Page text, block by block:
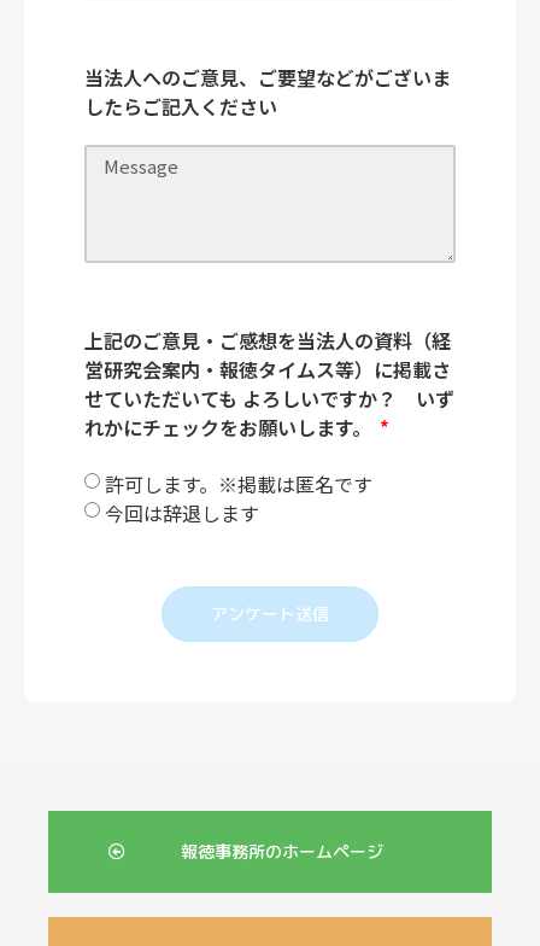
当法人へのご意見、ご要望などがございま
したらご記入ください
上記のご意見・ご感想を当法人の資料（経
営研究会案内・報徳タイムス等）に掲載さ
せていただいても よろしいですか？ いず
れかにチェックをお願いします。
許可します。※掲載は匿名です
今回は辞退します
アンケート送信
報徳事務所のホームページ